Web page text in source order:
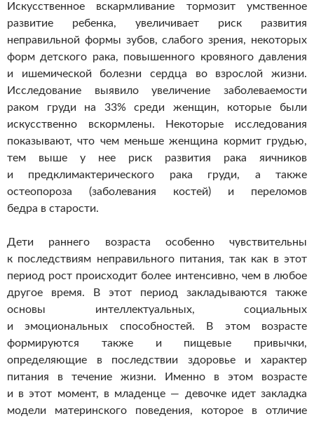
Искусственное вскармливание тормозит умственное
развитие ребенка, увеличивает риск развития
неправильной формы зубов, слабого зрения, некоторых
форм детского рака, повышенного кровяного давления
и ишемической болезни сердца во взрослой жизни.
Исследование выявило увеличение заболеваемости
раком груди на 33% среди женщин, которые были
искусственно вскормлены. Некоторые исследования
показывают, что чем меньше женщина кормит грудью,
тем выше у нее риск развития рака яичников
и предклимактерического рака груди, а также
остеопороза (заболевания костей) и переломов
бедра в старости.
Дети раннего возраста особенно чувствительны
к последствиям неправильного питания, так как в этот
период рост происходит более интенсивно, чем в любое
другое время. В этот период закладываются также
основы интеллектуальных, социальных
и эмоциональных способностей. В этом возрасте
формируются также и пищевые привычки,
определяющие в последствии здоровье и характер
питания в течение жизни. Именно в этом возрасте
и в этот момент, в младенце — девочке идет закладка
модели материнского поведения, которое в отличие